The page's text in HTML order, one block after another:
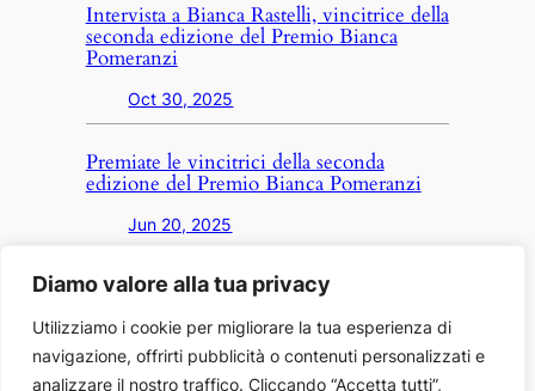
Diamo valore alla tua privacy
Utilizziamo i cookie per migliorare la tua esperienza di
navigazione, offrirti pubblicità o contenuti personalizzati e
analizzare il nostro traffico. Cliccando “Accetta tutti”,
Intervista a Bianca Rastelli, vincitrice della
seconda edizione del Premio Bianca
Pomeranzi
Oct 30, 2025
Premiate le vincitrici della seconda
edizione del Premio Bianca Pomeranzi
Jun 20, 2025